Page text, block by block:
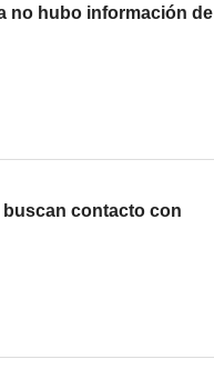
no hubo información de
buscan contacto con